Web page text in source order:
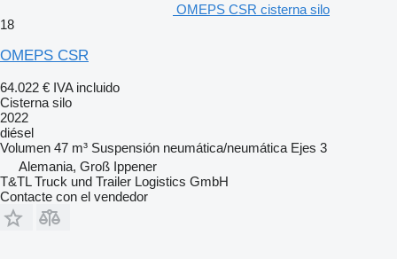
OMEPS CSR cisterna silo
18
OMEPS CSR
64.022 € IVA incluido
Cisterna silo
2022
diésel
Volumen 47 m³ Suspensión neumática/neumática Ejes 3
Alemania, Groß Ippener
T&TL Truck und Trailer Logistics GmbH
Contacte con el vendedor